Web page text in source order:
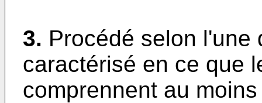
3. Procédé selon l'une
caractérisé en ce que
comprennent au